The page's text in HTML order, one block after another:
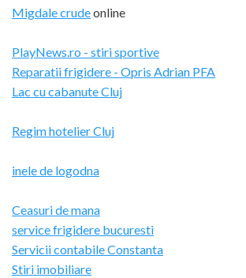
Migdale crudeonline
PlayNews.ro - stiri sportive
Reparatii frigidere - Opris Adrian PFA
Lac cu cabanute Cluj
Regim hotelier Cluj
inele de logodna
Ceasuri de mana
service frigidere bucuresti
Servicii contabile Constanta
Stiri imobiliare